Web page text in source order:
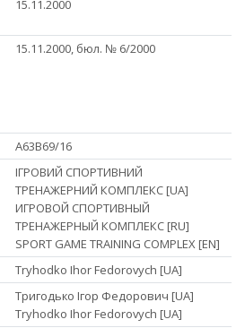
15.11.2000
15.11.2000, бюл. № 6/2000
A63B69/16
ІГРОВИЙ СПОРТИВНИЙ
ТРЕНАЖЕРНИЙ КОМПЛЕКС [UA]
ИГРОВОЙ СПОРТИВНЫЙ
ТРЕНАЖЕРНЫЙ КОМПЛЕКС [RU]
SPORT GAME TRAINING COMPLEX [EN]
Tryhodko Ihor Fedorovych [UA]
Тригодько Ігор Федорович [UA]
Tryhodko Ihor Fedorovych [UA]